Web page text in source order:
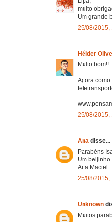
muito
Um grande
25/08/2015,
Hélder
Muito bom!!
Agora como
25/08/2015,
Ana disse...
Parabéns
Um beijinho
Ana Maciel
25/08/2015,
Unknown
Muitos